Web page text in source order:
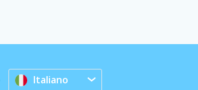
Italiano